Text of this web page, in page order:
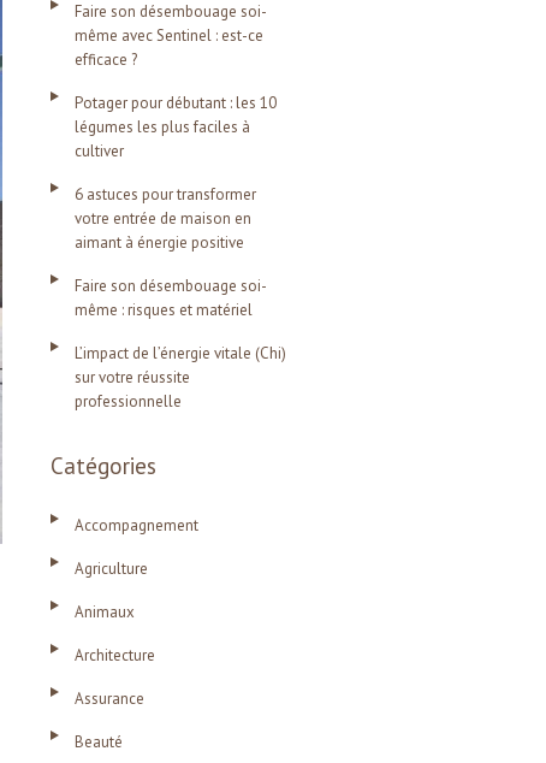
Faire son désembouage soi-
même avec Sentinel : est-ce
efficace ?
Potager pour débutant : les 10
légumes les plus faciles à
cultiver
6 astuces pour transformer
votre entrée de maison en
aimant à énergie positive
Faire son désembouage soi-
même : risques et matériel
L’impact de l’énergie vitale (Chi)
sur votre réussite
professionnelle
Catégories
Accompagnement
Agriculture
Animaux
Architecture
Assurance
Beauté